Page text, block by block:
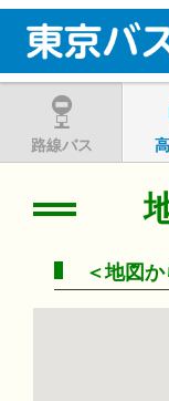
路線バス
＜地図